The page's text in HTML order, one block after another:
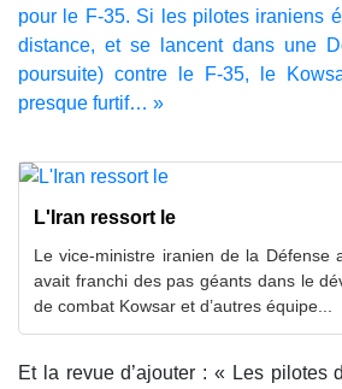
pour le F-35. Si les pilotes iraniens
distance, et se lancent dans une
poursuite) contre le F-35, le
presque furtif… »
L'Iran ressort le
Le vice-ministre iranien de la Défense
avait franchi des pas géants dans le
de combat Kowsar et d’autres équipe...
Et la revue d’ajouter : « Les pilotes